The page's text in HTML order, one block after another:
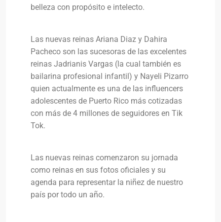
belleza con propósito e intelecto.
Las nuevas reinas Ariana Diaz y Dahira
Pacheco son las sucesoras de las excelentes
reinas Jadrianis Vargas (la cual también es
bailarina profesional infantil) y Nayeli Pizarro
quien actualmente es una de las influencers
adolescentes de Puerto Rico más cotizadas
con más de 4 millones de seguidores en Tik
Tok.
Las nuevas reinas comenzaron su jornada
como reinas en sus fotos oficiales y su
agenda para representar la niñez de nuestro
país por todo un año.